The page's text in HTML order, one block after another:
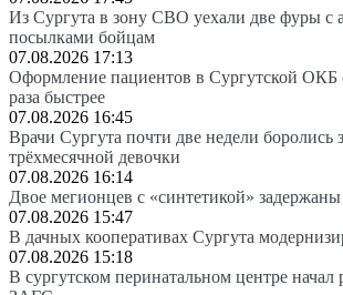
Из Сургута в зону СВО уехали две фуры с
посылками бойцам
07.08.2026 17:13
Оформление пациентов в Сургутской ОКБ
раза быстрее
07.08.2026 16:45
Врачи Сургута почти две недели боролись
трёхмесячной девочки
07.08.2026 16:14
Двое мегионцев с «синтетикой»
07.08.2026 15:47
В дачных кооперативах Сургута
07.08.2026 15:18
В сургутском перинатальном центре начал